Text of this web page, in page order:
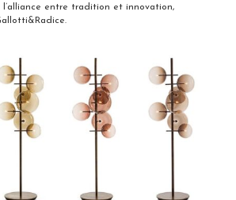
l’alliance entre tradition et innovation,